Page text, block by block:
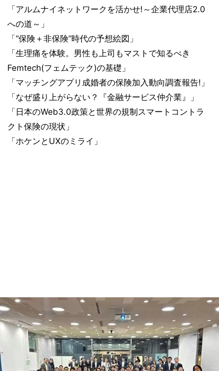
「アルムナイネットワークを活かせ!～企業代理店2.0
への道～」
「“保険＋非保険”時代の予想絵図」
「生理痛を体験。男性も上司もマストで知るべき
Femtech(フェムテック)の基礎」
「マッチングアプリ成婚者の保険加入動向調査報告!」
「なぜ盛り上がらない？『金融サービス仲介業』」
「日本のWeb3.0政策と世界の規制スマートコントラ
クト保険の現状」
「ホケンとUXのミライ」